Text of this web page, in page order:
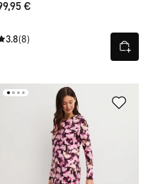
€
3.8(8)